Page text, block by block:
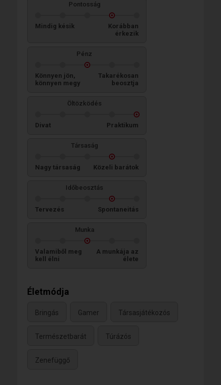
Pontosság
Mindig késik
Korábban
érkezik
Pénz
Könnyen jön,
könnyen megy
Takarékosan
beosztja
Öltözködés
Divat Praktikum
Társaság
Nagy társaság Közeli barátok
Időbeosztás
Tervezés Spontaneitás
Munka
Valamiből meg
kell élni
A munkája az
élete
Életmódja
Bringás Gamer Társasjátékozós
Természetbarát Túrázós
Zenefüggő